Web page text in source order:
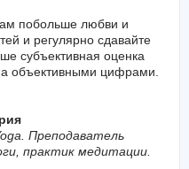
побольше любви и
и регулярно сдавайте
субъективная оценка
объективными цифрами.
Преподаватель
практик медитации.